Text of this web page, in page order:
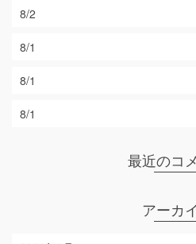
8/2
8/1
8/1
8/1
最近のコ
アーカ